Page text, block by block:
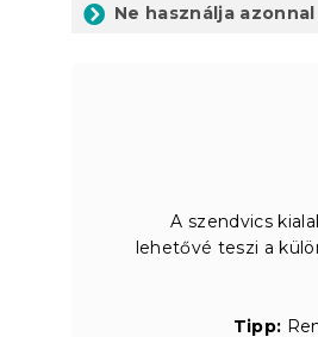
Ne használja azonnal
A szendvics
lehetővé teszi a
Tipp: